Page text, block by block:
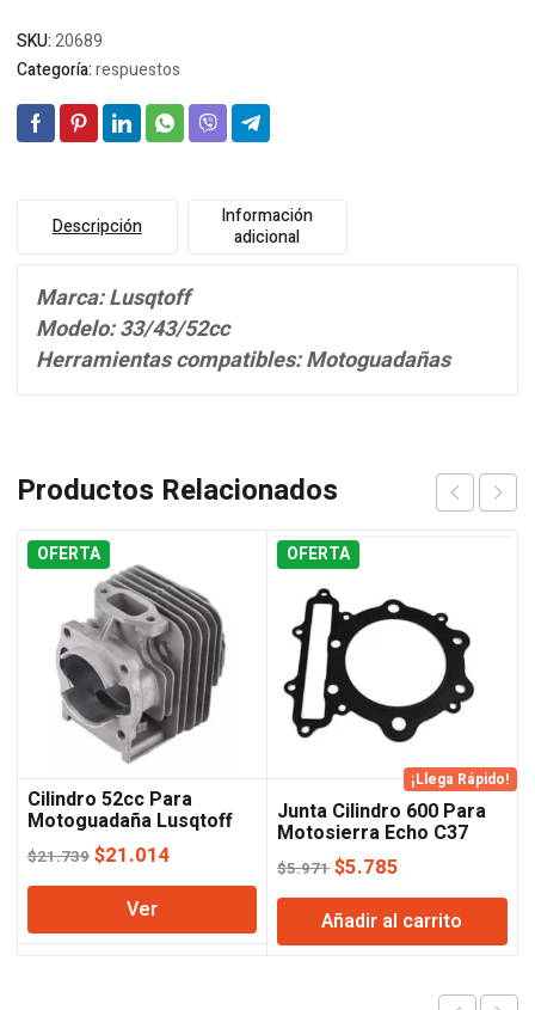
SKU:20689
Categoría:respuestos
Descripción
Información
adicional
Marca: Lusqtoff
Modelo: 33/43/52cc
Herramientas compatibles: Motoguadañas
Productos Relacionados
OFERTA
Cilindro 52cc Para
Motoguadaña Lusqtoff
$21.739 El
precio
original
era:
$21.014
precio
es:
Ver
OFERTA
¡Llega Rápido!
Junta Cilindro 600 Para
Motosierra Echo C37
$5.971El
precio
original
era:
$5.785
precio
actual
es:
Añadir al carrito